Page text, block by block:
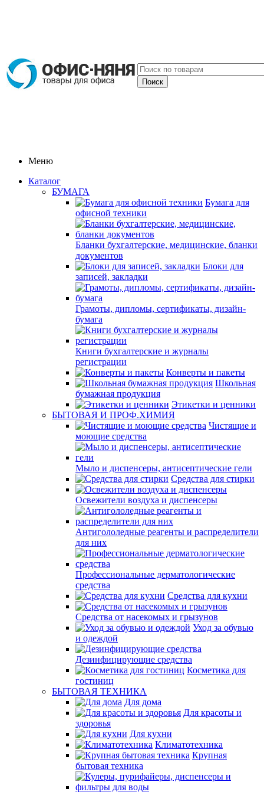
Меню
Каталог
БУМАГА
Бумага для
офисной техники
Бланки бухгалтерские, медицинские, бланки
документов
Блоки для
записей, закладки
Грамоты, дипломы, сертификаты, дизайн-
бумага
Книги бухгалтерские и журналы
регистрации
Конверты и пакеты
Школьная
бумажная продукция
Этикетки и ценники
БЫТОВАЯ И ПРОФ.ХИМИЯ
Чистящие и
моющие средства
Мыло и диспенсеры, антисептические гели
Средства для стирки
Освежители воздуха и диспенсеры
Антигололедные реагенты и распределители
для них
Профессиональные дерматологические
средства
Средства для кухни
Средства от насекомых и грызунов
Уход за обувью
и одеждой
Дезинфицирующие средства
Косметика для
гостиниц
БЫТОВАЯ ТЕХНИКА
Для дома
Для красоты и
здоровья
Для кухни
Климатотехника
Крупная
бытовая техника